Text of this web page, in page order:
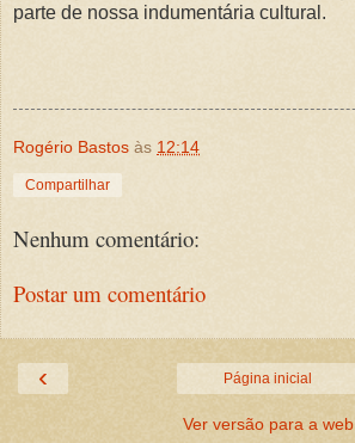
parte de nossa indumentária cultural.
Rogério Bastos às 12:14
Compartilhar
Nenhum comentário:
Postar um comentário
‹ Página inicial
Ver versão para a web